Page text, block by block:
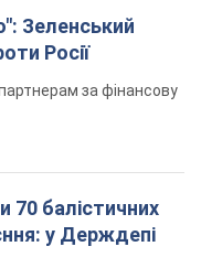
Зеленський
Росії
за фінансову
70 балістичних
у Держдепі